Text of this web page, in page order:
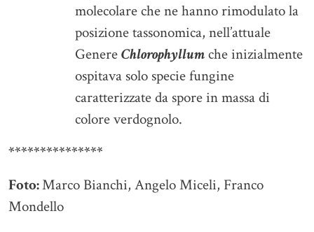
molecolare che ne hanno rimodulato la
posizione tassonomica, nell’attuale
GenereChlorophyllumche inizialmente
ospitava solo specie fungine
caratterizzate da spore in massa di
colore verdognolo.
***************
Foto:Marco Bianchi, Angelo Miceli, Franco
Mondello